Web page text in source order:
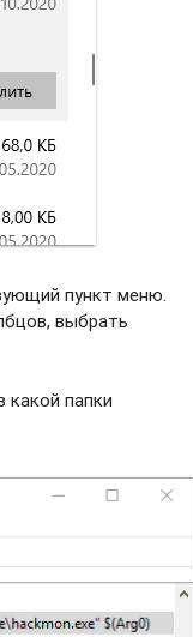
пункт меню.
выбрать
какой папки